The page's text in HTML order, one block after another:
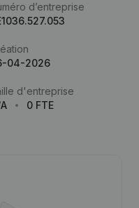
d’entreprise
04-2026
d'entreprise
0 FTE